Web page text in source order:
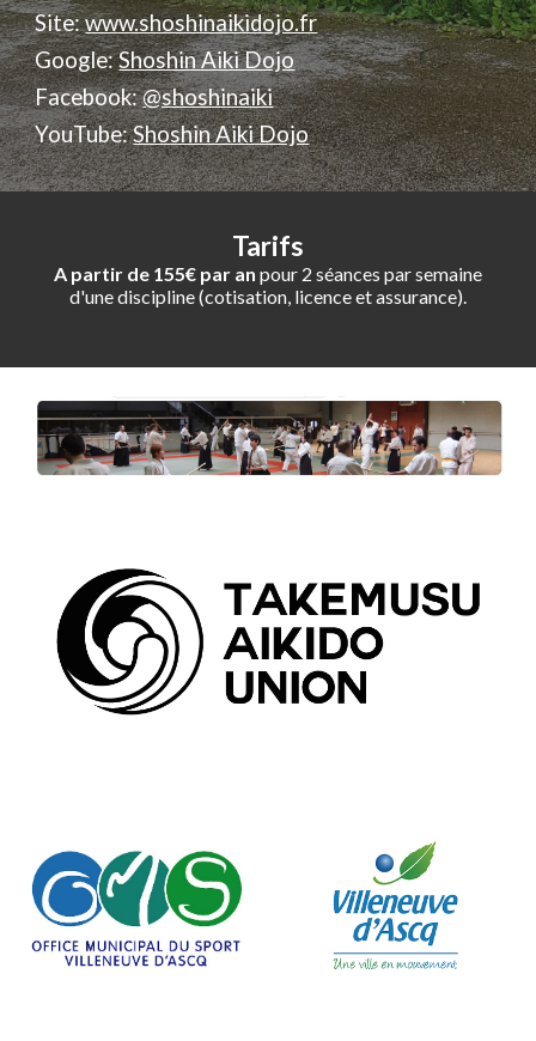
Site:www.shoshinaikidojo.fr
Google:Shoshin Aiki Dojo
Facebook:@shoshinaiki
YouTube:Shoshin Aiki Dojo
Tarifs
A partir de 155€ par an pour 2 séances par semaine
d'une discipline (cotisation, licence et assurance).